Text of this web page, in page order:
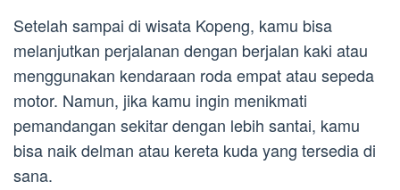
Setelah sampai di wisata Kopeng, kamu bisa
melanjutkan perjalanan dengan berjalan kaki atau
menggunakan kendaraan roda empat atau sepeda
motor. Namun, jika kamu ingin menikmati
pemandangan sekitar dengan lebih santai, kamu
bisa naik delman atau kereta kuda yang tersedia di
sana.